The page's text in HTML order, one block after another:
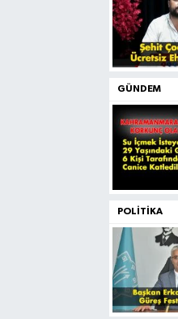
GÜNDEM
POLITIKA